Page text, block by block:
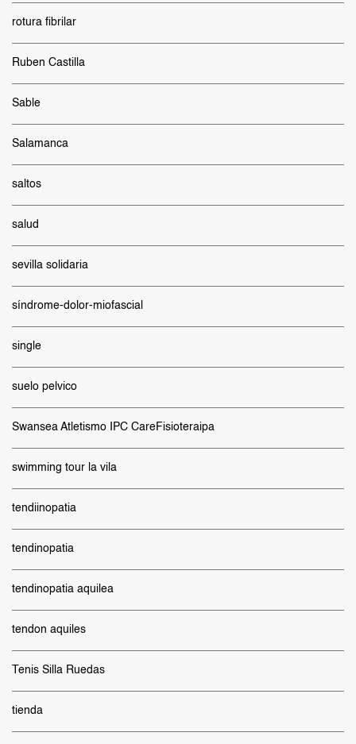
rotura fibrilar
Ruben Castilla
Sable
Salamanca
saltos
salud
sevilla solidaria
síndrome-dolor-miofascial
single
suelo pelvico
Swansea Atletismo IPC CareFisioteraipa
swimming tour la vila
tendiinopatia
tendinopatia
tendinopatia aquilea
tendon aquiles
Tenis Silla Ruedas
tienda